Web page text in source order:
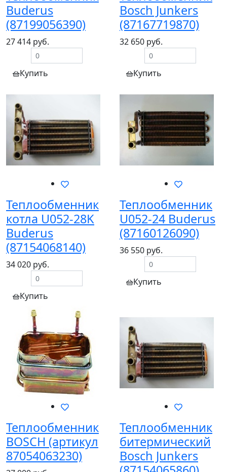
Buderus
(87199056390)
27 414 руб.
Купить
Bosch Junkers
(87167719870)
32 650 руб.
Купить
Теплообменник
котла U052-28K
Buderus
(87154068140)
34 020 руб.
Купить
Теплообменник
U052-24 Buderus
(87160126090)
36 550 руб.
Купить
Теплообменник
BOSСH (артикул
87054063230)
Теплообменник
битермический
Bosch Junkers